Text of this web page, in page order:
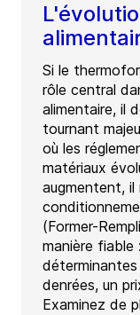
Si le
rôle central
alimentaire, il
tournant
où les
matériaux
augmentent, il
(Former-
manière fiable
denrées, un
Examinez de